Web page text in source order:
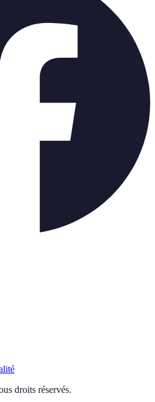
droits réservés.